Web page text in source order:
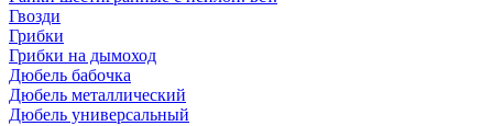
Гвозди
Грибки
Грибки на дымоход
Дюбель бабочка
Дюбель металлический
Дюбель универсальный